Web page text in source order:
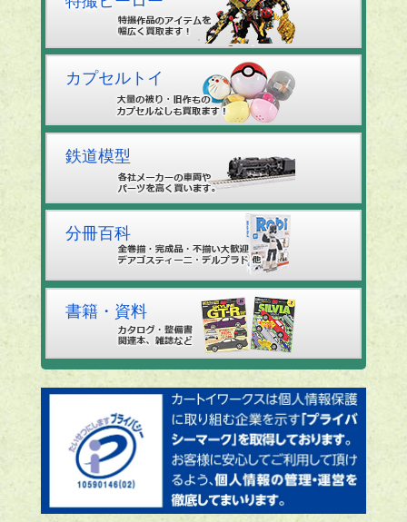
カプセルトイ
鉄道模型
分冊百科
書籍・資料